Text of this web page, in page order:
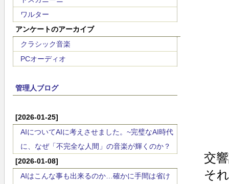
ワルター
アンケートのアーカイブ
クラシック音楽
PCオーディオ
管理人ブログ
[2026-01-25]
AIについてAIに考えさせました。~完璧なAI時代
に、なぜ「不完全な人間」の音楽が輝くのか？
[2026-01-08]
AIはこんな事も出来るのか…確かに手間は省け
交
そ